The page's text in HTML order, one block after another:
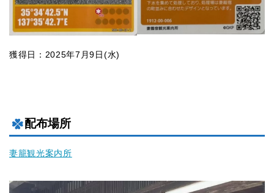
獲得日：2025年7月9日(水)
配布場所
妻籠観光案内所